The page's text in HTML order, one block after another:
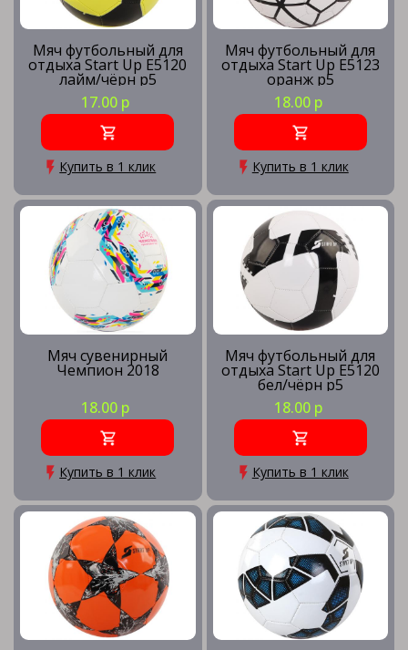
Мячи футбольные UNDER ARMOUR
Мяч футбольный для
отдыха Start Up E5120
лайм/чёрн р5
17.00 р
Купить в 1 клик
Мяч футбольный для
отдыха Start Up E5123
оранж р5
18.00 р
Купить в 1 клик
Мяч сувенирный
Чемпион 2018
18.00 р
Купить в 1 клик
Мяч футбольный для
отдыха Start Up E5120
бел/чёрн р5
18.00 р
Купить в 1 клик